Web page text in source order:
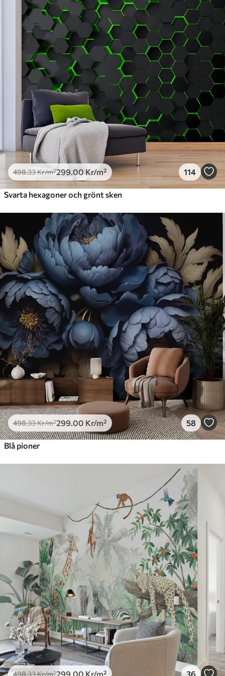
Premium
.67379 .00Kr /m²
Premiumvinyl
725.00 435.00Kr
Peel and Stick
900.00540.00Kr/m²
498.33Kr/m²299 .00 Kr/m² 114
Svarta hexagoner och grönt sken
498.33Kr/m²299 .00 Kr/m² 58
Blå pioner
498.33Kr/m²299 .00 Kr/m² 36